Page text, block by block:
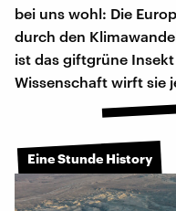
bei uns wohl: Die
durch den
ist das giftgrüne
Wissenschaft wirft sie
Eine Stunde History